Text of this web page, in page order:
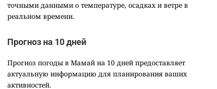
точными данными о температуре, осадках и ветре в
реальном времени.
Прогноз на 10 дней
Прогноз погоды в Мамай на 10 дней предоставляет
актуальную информацию для планирования ваших
активностей.